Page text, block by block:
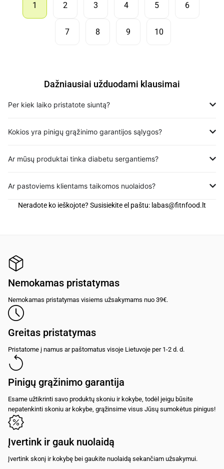
1 2 3 4 5 6
7 8 9 10
Dažniausiai užduodami klausimai
Per kiek laiko pristatote siuntą?
Kokios yra pinigų grąžinimo garantijos sąlygos?
Ar mūsų produktai tinka diabetu sergantiems?
Ar pastoviems klientams taikomos nuolaidos?
Neradote ko ieškojote? Susisiekite el paštu: labas@fitnfood.lt
Nemokamas pristatymas
Nemokamas pristatymas visiems užsakymams nuo 39€.
Greitas pristatymas
Pristatome į namus ar paštomatus visoje Lietuvoje per 1-2 d. d.
Pinigų grąžinimo garantija
Esame užtikrinti savo produktų skoniu ir kokybe, todėl jeigu būsite
nepatenkinti skoniu ar kokybe, grąžinsime visus Jūsų sumokėtus pinigus!
Įvertink ir gauk nuolaidą
Įvertink skonį ir kokybę bei gaukite nuolaidą sekančiam užsakymui.